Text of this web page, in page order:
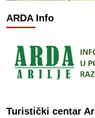
ARDA Info
Turistički centar